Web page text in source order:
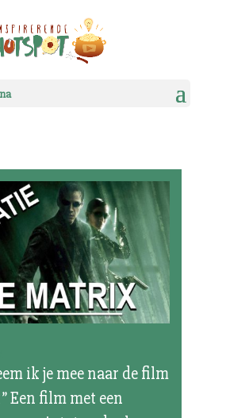
ik je mee naar de film
Een film met een